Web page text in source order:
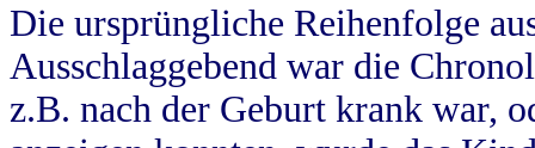
Die ursprüngliche Reihenfolge
Ausschlaggebend war die
z.B. nach der Geburt krank war,